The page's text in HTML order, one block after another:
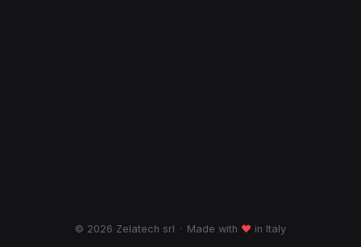
© 2026 Zelatech srl · Made with ♥ in Italy